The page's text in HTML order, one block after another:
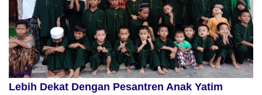
Lebih Dekat Dengan Pesantren Anak Yatim